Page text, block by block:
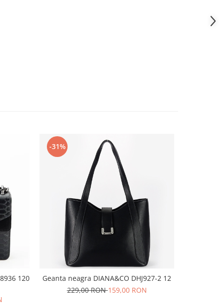
120
-31%
Geanta neagra DIANA&CO DHJ927-2 12
229,00 RON159,00 RON